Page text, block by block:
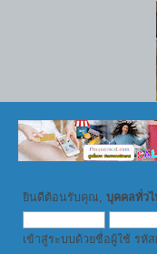
ยินดีต้อนรับคุณ, บุคคลทั่วไ
เข้าสู่ระบบด้วยชื่อผู้ใช้ รหั